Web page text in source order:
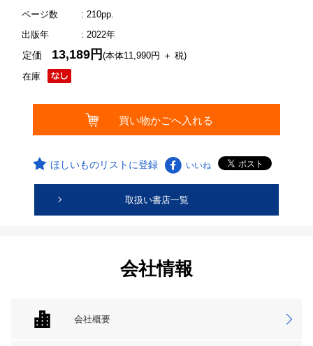
ページ数
: 210pp.
出版年
: 2022年
在庫
定価 13,189円(本体11,990円 ＋ 税)
ほしいものリストに登録 いいね
取扱い書店一覧
会社情報
会社概要